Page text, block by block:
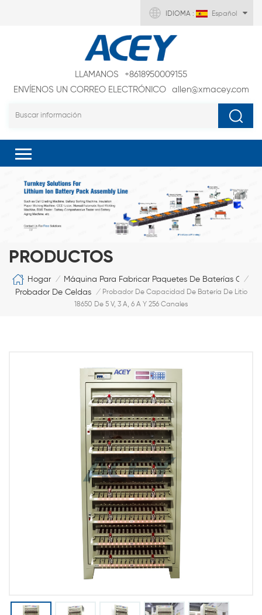
IDIOMA : Español
LLAMANOS
+8618950009155
ENVÍENOS UN CORREO ELECTRÓNICO
allen@xmacey.com
PRODUCTOS
Hogar / Máquina Para Fabricar Paquetes De Baterías /
Probador De Celdas / Probador De Capacidad De Batería De Litio
18650 De 5 V, 3 A, 6 A Y 256 Canales